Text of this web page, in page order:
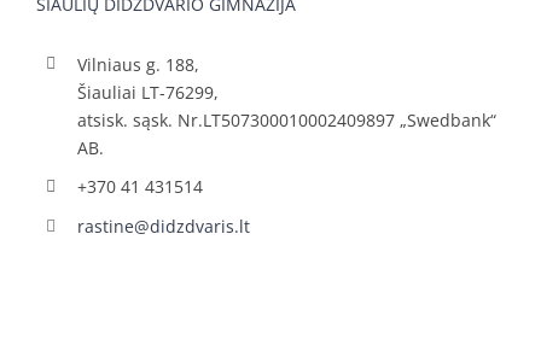
Vilniaus g. 188,
Šiauliai LT-76299,
atsisk. sąsk. Nr.LT507300010002409897 „Swedbank“
AB.
+370 41 431514
rastine@didzdvaris.lt